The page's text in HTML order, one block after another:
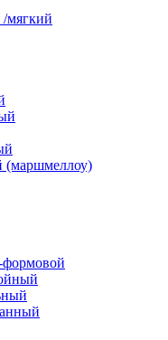
/мягкий
(маршмеллоу)